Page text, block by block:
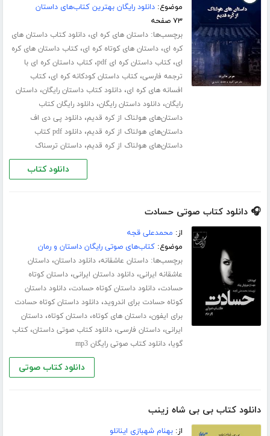
موضوع:دانلود رایگان بهترین کتاب‌های داستان
۷۳ صفحه
برچسب‌ها:داستان های کره ای،دانلود کتاب داستان های
کره ای،داستان های کوتاه کره ای،کتاب داستان های کره
ای،کتاب داستان کره ای pdf ،کتاب داستان کره ای با
ترجمه فارسی،کتاب داستان کودکانه کره ای،کتاب
افسانه های کره ای،دانلود کتاب داستان رایگان،داستان
رایگان،دانلود داستان رایگان،دانلود رایگان کتاب
داستان‌های هولناک از کره قدیم،دانلود پی دی اف
داستان‌های هولناک از کره قدیم،
دانلود pdf کتاب
داستان‌های هولناک از کره قدیم،داستان ترسناک
دانلود کتاب
🎧 دانلود کتاب صوتی حسادت
از: محمدعلی قجه
موضوع:کتاب‌های صوتی رایگان داستان و رمان
برچسب‌ها:داستان عاشقانه،دانلود داستان،داستان
عاشقانه ایرانی،دانلود داستان ایرانی،داستان کوتاه
حسادت،دانلود داستان کوتاه حسادت،دانلود داستان
کوتاه حسادت برای اندروید،دانلود داستان کوتاه حسادت
برای ایفون،داستان های کوتاه،داستان کوتاه،داستان
ایرانی،داستان فارسی،دانلود کتاب صوتی داستان،کتاب
گویا،دانلود کتاب صوتی رایگان mp3
دانلود کتاب صوتی
دانلود کتاب بی بی شاه زینب
از:بهنام شهبازی اینانلو